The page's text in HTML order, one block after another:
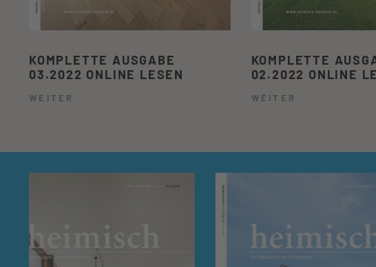
KOMPLETTE AUSGABE
03.2022 ONLINE LESEN
WEITER
KOMPLETTE
02.2022 ONLINE
WEITER